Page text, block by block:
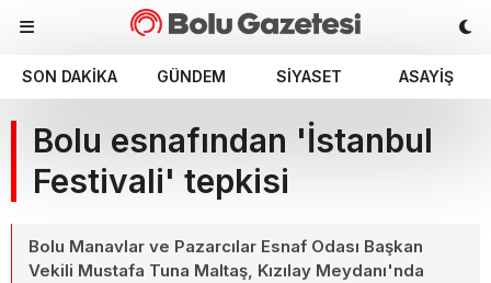
SON DAKIKA GÜNDEM SIYASET ASAYIŞ
Bolu esnafından 'İstanbul
Festivali' tepkisi
Bolu Manavlar ve Pazarcılar Esnaf Odası Başkan
Vekili Mustafa Tuna Maltaş, Kızılay Meydanı'nda